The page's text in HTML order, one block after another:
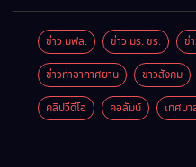
กิจกรรมที่
สำนักงาน
การท่องเที่ยว
และกีฬา
จังหวัด
เชียงราย จัด
เชื่อมต่อเส้น
ทางนานาชาติ
ข่าว มฟล. ข่าว มร. ชร. ข่
ข่าวท่าอากาศยาน ข่าวสังคม
คลิปวีดีโอ คอลัมน์ เทศบ